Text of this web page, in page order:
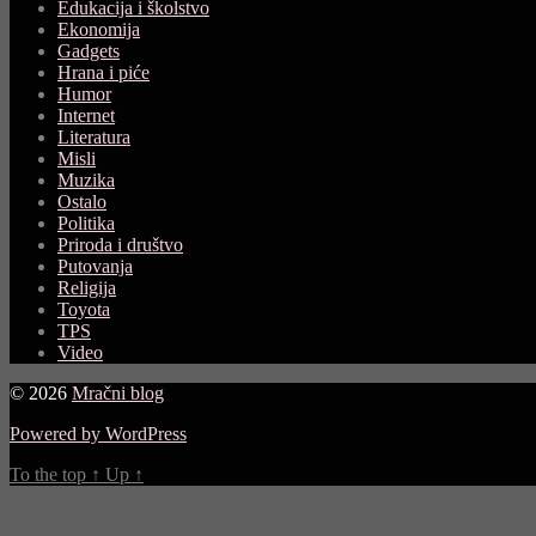
Edukacija i školstvo
Ekonomija
Gadgets
Hrana i piće
Humor
Internet
Literatura
Misli
Muzika
Ostalo
Politika
Priroda i društvo
Putovanja
Religija
Toyota
TPS
Video
© 2026 Mračni blog
Powered by WordPress
To the top ↑ Up ↑